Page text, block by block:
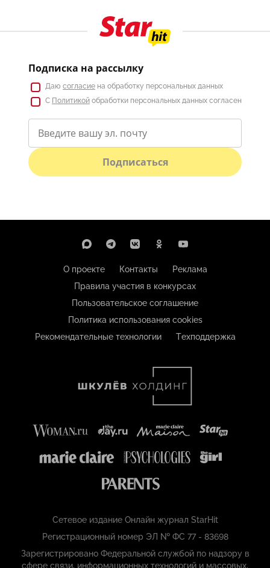
Подписка на рассылку
Даю согласие на обработку персональных данных
С Политикой обработки персональных данных согласен
Подписаться
О проекте Контакты
Реклама
Правила участия в конкурсах
Пользовательское соглашение
Политика использования cookies
Рекомендательные технологии
Техподдержка
Сетевое издание Онлайн журнал StarHit
Регистрационный номер ЭЛ № ФС 77 - 83698
Зарегистрировано Федеральной службой по надзору в
сфере связи, информационных технологий и массовых,